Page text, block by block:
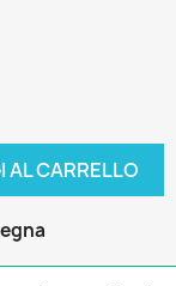
AL CARRELLO